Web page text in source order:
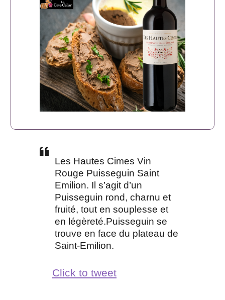
Les Hautes Cimes Vin
Rouge Puisseguin Saint
Emilion. Il s’agit d’un
Puisseguin rond, charnu et
fruité, tout en souplesse et
en légèreté.Puisseguin se
trouve en face du plateau de
Saint-Emilion.
Click to tweet